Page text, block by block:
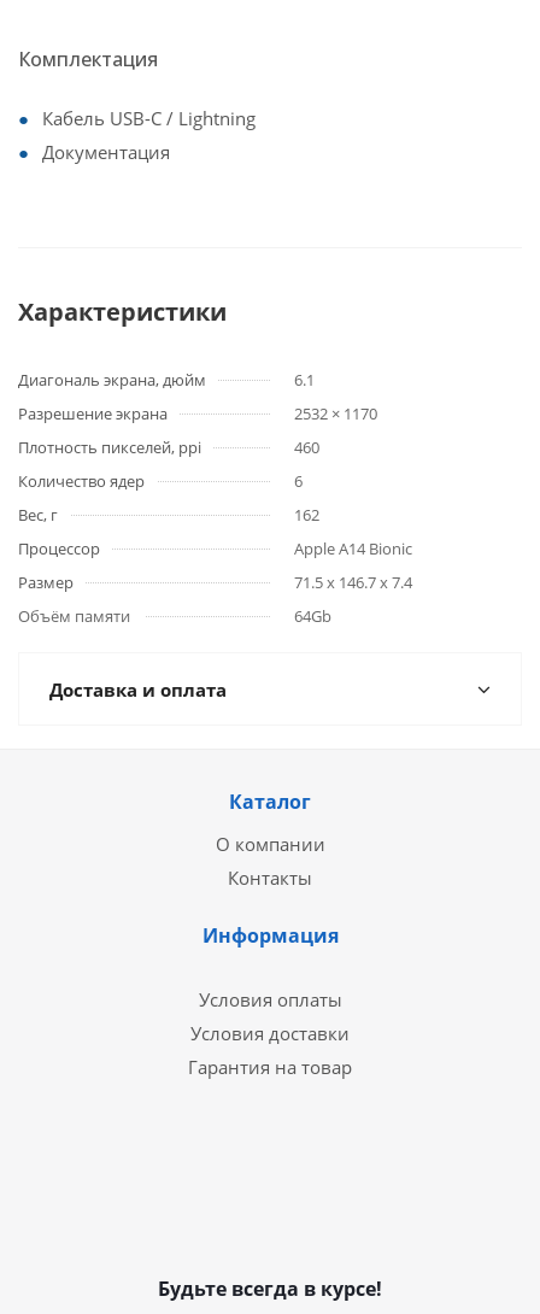
Комплектация
Кабель USB-C / Lightning
Документация
Характеристики
Диагональ экрана, дюйм
6.1
Разрешение экрана
2532 × 1170
Плотность пикселей, ppi
460
Количество ядер
6
Вес, г
162
Процессор
Apple A14 Bionic
Размер
71.5 x 146.7 x 7.4
Объём памяти
64Gb
Доставка и оплата
Каталог
О компании
Контакты
Информация
Условия оплаты
Условия доставки
Гарантия на товар
Будьте всегда в курсе!